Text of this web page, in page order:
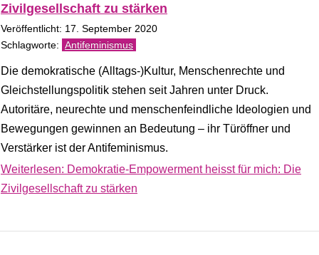
Zivilgesellschaft zu stärken
Veröffentlicht: 17. September 2020
Antifeminismus
Die demokratische (Alltags-)Kultur, Menschenrechte und
Gleichstellungspolitik stehen seit Jahren unter Druck.
Autoritäre, neurechte und menschenfeindliche Ideologien und
Bewegungen gewinnen an Bedeutung – ihr Türöffner und
Verstärker ist der Antifeminismus.
Weiterlesen: Demokratie-Empowerment heisst für mich: Die
Zivilgesellschaft zu stärken